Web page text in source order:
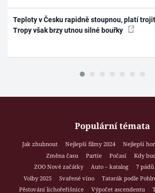
Teploty v Česku rapidně stoupnou, platí
Tropy však brzy utnou silné bouřky
Populární témata
Jak zhubnout Nejlepší filmy 2024 Nejlepší
Změna času
Partie Počasí
Kdy
ZOO Nové začátky
Auto – katalog
7
Volby 2025
Svařené víno Tatarák podle
Pěstování lichořeřišnice
Výpočet ascendentu